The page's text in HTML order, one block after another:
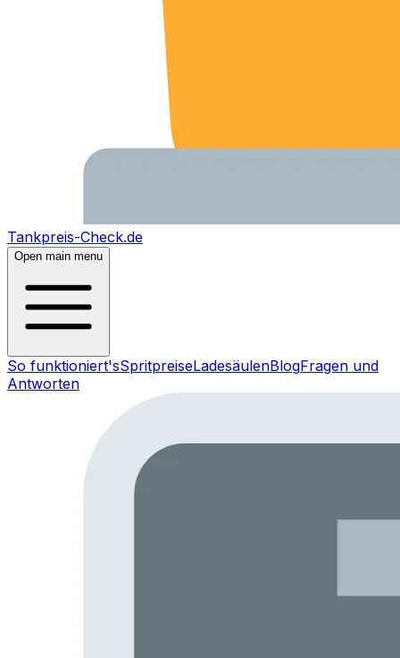
Tankpreis-Check.de
Open main menu
So funktioniert'sSpritpreiseLadesäulenBlogFragen und
Antworten